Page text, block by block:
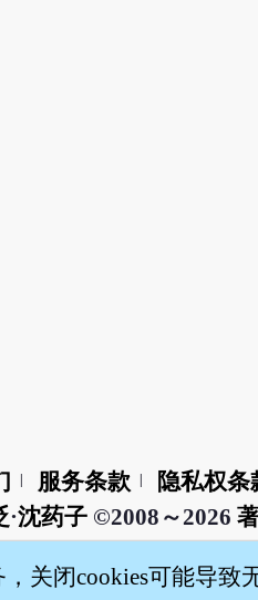
服务条款 隐私权条
·沈药子©2008～2026
关闭cookies可能导致